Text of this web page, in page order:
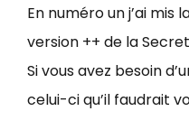
En numéro un j’ai mis
version ++ de la
Si vous avez besoin
celui-ci qu’il faudrait